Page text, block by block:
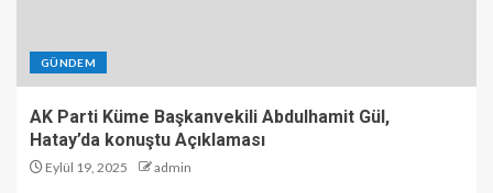
GÜNDEM
AK Parti Küme Başkanvekili Abdulhamit Gül,
Hatay’da konuştu Açıklaması
Eylül 19, 2025 admin